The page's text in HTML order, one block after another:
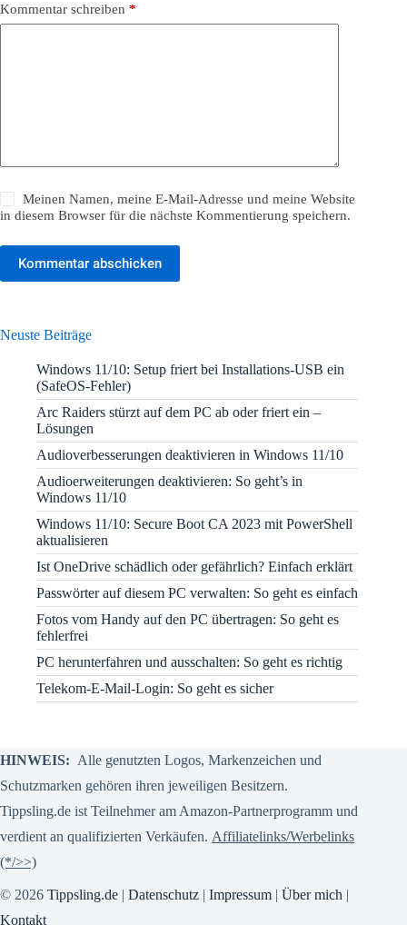
Kommentar schreiben *
Meinen Namen, meine E-Mail-Adresse und meine Website
in diesem Browser für die nächste Kommentierung speichern.
Kommentar abschicken
Neuste Beiträge
Windows 11/10: Setup friert bei Installations-USB ein
(SafeOS-Fehler)
Arc Raiders stürzt auf dem PC ab oder friert ein –
Lösungen
Audioverbesserungen deaktivieren in Windows 11/10
Audioerweiterungen deaktivieren: So geht’s in
Windows 11/10
Windows 11/10: Secure Boot CA 2023 mit PowerShell
aktualisieren
Ist OneDrive schädlich oder gefährlich? Einfach erklärt
Passwörter auf diesem PC verwalten: So geht es einfach
Fotos vom Handy auf den PC übertragen: So geht es
fehlerfrei
PC herunterfahren und ausschalten: So geht es richtig
Telekom-E-Mail-Login: So geht es sicher
HINWEIS: Alle genutzten Logos, Markenzeichen und
Schutzmarken gehören ihren jeweiligen Besitzern.
Tippsling.de ist Teilnehmer am Amazon-Partnerprogramm und
verdient an qualifizierten Verkäufen. Affiliatelinks/Werbelinks
(*/>>)
© 2026 Tippsling.de | Datenschutz | Impressum | Über mich |
Kontakt